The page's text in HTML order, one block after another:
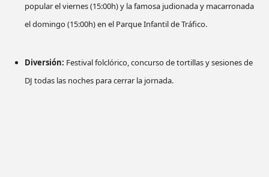
popular el viernes (15:00h) y la famosa judionada y macarronada
el domingo (15:00h) en el Parque Infantil de Tráfico.
Diversión: Festival folclórico, concurso de tortillas y sesiones de
DJ todas las noches para cerrar la jornada.